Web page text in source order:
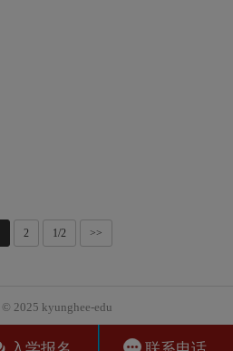
2 1/2 >>
2025 kyunghee-edu